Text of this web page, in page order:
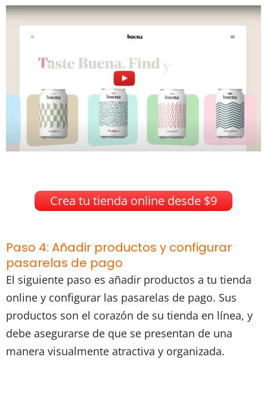
Crea tu tienda online desde $9
Paso 4: Añadir productos y configurar
pasarelas de pago
El siguiente paso es añadir productos a tu tienda
online y configurar las pasarelas de pago. Sus
productos son el corazón de su tienda en línea, y
debe asegurarse de que se presentan de una
manera visualmente atractiva y organizada.